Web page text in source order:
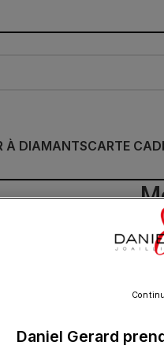
À DIAMANTSCARTE
1
Daniel Gerard